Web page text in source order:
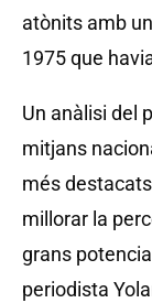
atònits amb
1975 que
Un anàlisi del
mitjans
més
millorar la
grans
periodista